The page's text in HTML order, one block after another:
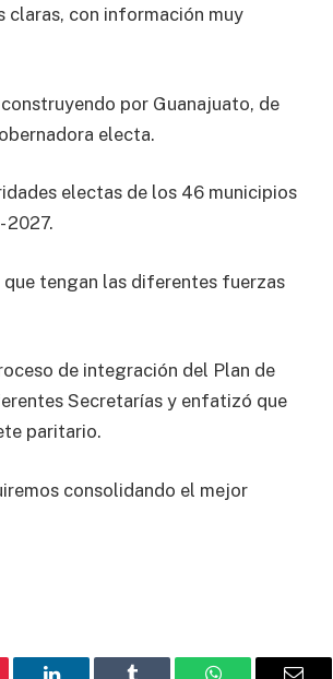
claras, con información muy
por Guanajuato, de
electa.
electas de los 46 municipios
2027.
que tengan las diferentes fuerzas
de integración del Plan de
Secretarías y enfatizó que
paritario.
consolidando el mejor